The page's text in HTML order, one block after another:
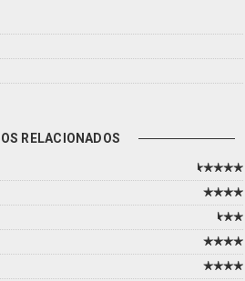
RELACIONADOS